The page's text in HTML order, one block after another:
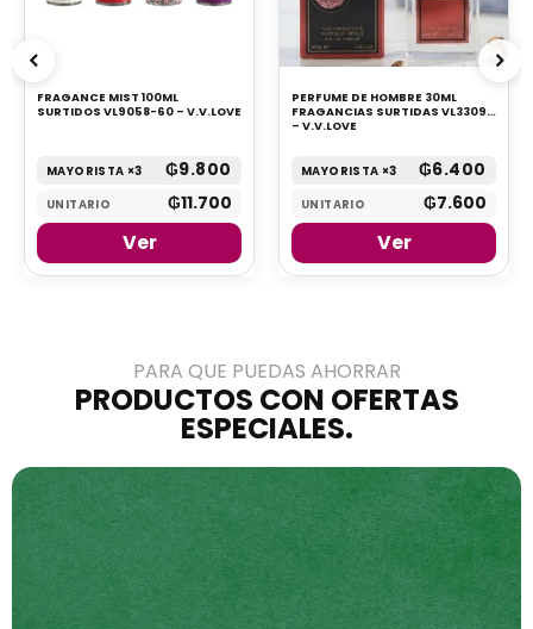
FRAGANCE MIST 100ML
SURTIDOS VL9058-60 – V.V.LOVE
MAYORISTA ×3 ₲9.800
UNITARIO ₲11.700
Ver
PERFUME DE HOMBRE 30ML
FRAGANCIAS SURTIDAS VL3309
– V.V.LOVE
MAYORISTA ×3 ₲6.400
UNITARIO ₲7.600
Ver
PARA QUE PUEDAS AHORRAR
PRODUCTOS CON OFERTAS
ESPECIALES.